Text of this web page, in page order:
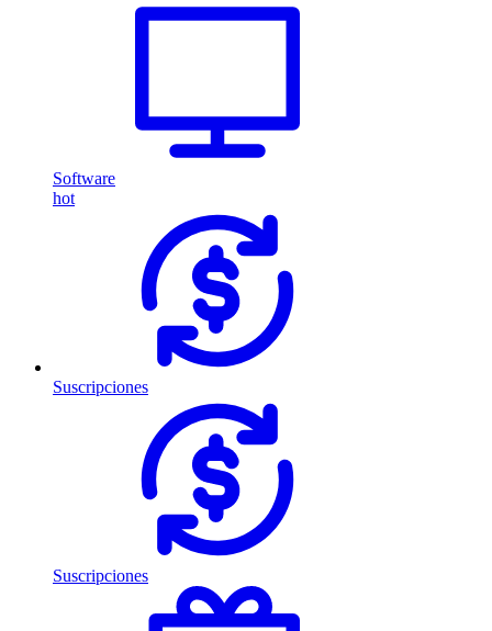
Software
hot
Suscripciones
Suscripciones